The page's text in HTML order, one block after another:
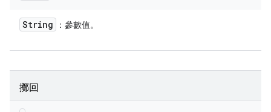
String ：參數值。
擲回